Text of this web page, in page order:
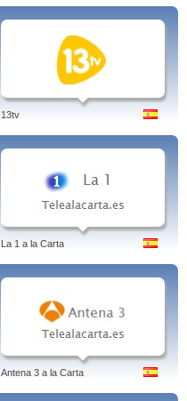
13tv
La 1 a la Carta
Antena 3 a la Carta